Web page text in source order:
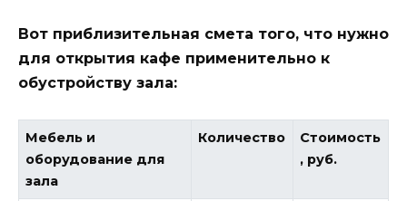
Вот приблизительная смета того, что нужно
для открытия кафе применительно к
обустройству зала:
Мебель и
оборудование для
зала
Количество
Стоимость
, руб.